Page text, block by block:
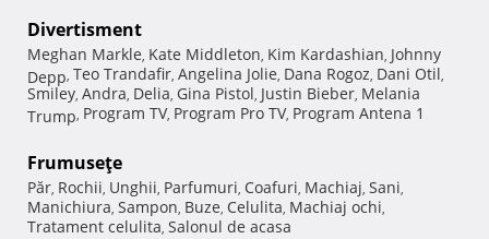
Divertisment
Meghan Markle, Kate Middleton, Kim Kardashian, Johnny
Depp, Teo Trandafir, Angelina Jolie, Dana Rogoz, Dani Otil,
Smiley, Andra, Delia, Gina Pistol, Justin Bieber, Melania
Trump, Program TV, Program Pro TV, Program Antena 1
Frumuseţe
Păr, Rochii, Unghii, Parfumuri, Coafuri, Machiaj, Sani,
Manichiura, Sampon, Buze, Celulita, Machiaj ochi,
Tratament celulita, Salonul de acasa